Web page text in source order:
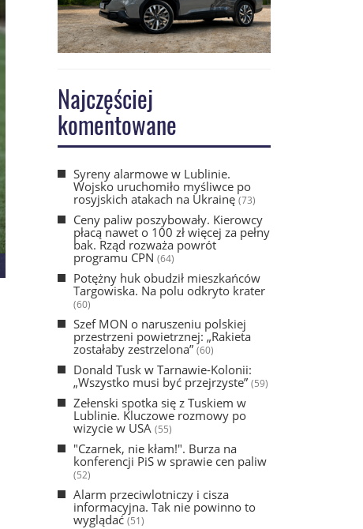
Najczęściej
komentowane
Syreny alarmowe w Lublinie.
Wojsko uruchomiło myśliwce po
rosyjskich atakach na Ukrainę(73)
Ceny paliw poszybowały. Kierowcy
płacą nawet o 100 zł więcej za pełny
bak. Rząd rozważa powrót
programu CPN (64)
Potężny huk obudził mieszkańców
Targowiska. Na polu odkryto krater
(60)
Szef MON o naruszeniu polskiej
przestrzeni powietrznej: „Rakieta
zostałaby zestrzelona” (60)
Donald Tusk w Tarnawie-Kolonii:
„Wszystko musi być przejrzyste” (59)
Zełenski spotka się z Tuskiem w
Lublinie. Kluczowe rozmowy po
wizycie w USA (55)
"Czarnek, nie kłam!". Burza na
konferencji PiS w sprawie cen paliw
(52)
Alarm przeciwlotniczy i cisza
informacyjna. Tak nie powinno to
wyglądać(51)